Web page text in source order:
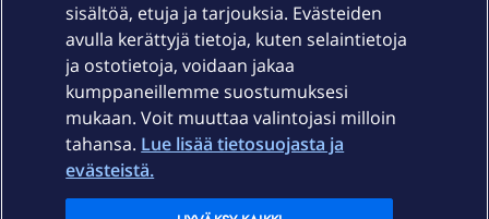
Palvelut
Ajankohtaista
Elisa Oyj
sisältöä, etuja ja tarjouksia. Evästeiden
avulla kerättyjä tietoja, kuten selaintietoja
ja ostotietoja, voidaan jakaa
kumppaneillemme suostumuksesi
mukaan. Voit muuttaa valintojasi milloin
tahansa. Lue lisää tietosuojasta ja
evästeistä.